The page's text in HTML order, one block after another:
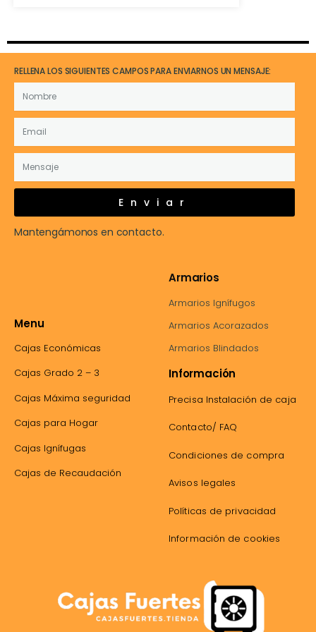
RELLENA LOS SIGUIENTES CAMPOS PARA ENVIARNOS UN MENSAJE:
Enviar
Mantengámonos en contacto.
Menu
Cajas Económicas
Cajas Grado 2 – 3
Cajas Máxima seguridad
Cajas para Hogar
Cajas Ignífugas
Cajas de Recaudación
Armarios
Armarios Ignífugos
Armarios Acorazados
Armarios Blindados
Información
Precisa Instalación de caja
Contacto/ FAQ
Condiciones de compra
Avisos legales
Políticas de privacidad
Información de cookies